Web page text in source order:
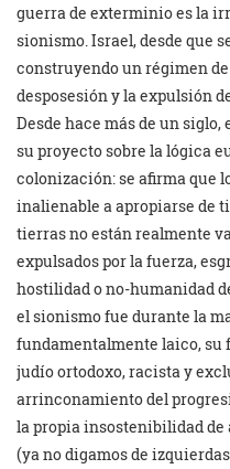
guerra de exterminio es la
sionismo. Israel, desde que
construyendo un régimen
desposesión y la expulsión
Desde hace más de un
su proyecto sobre la lógica
colonización: se afirma que
inalienable a apropiarse de
tierras no están realmente
expulsados por la fuerza,
hostilidad o no-humanidad
el sionismo fue durante la
fundamentalmente laico,
judío ortodoxo, racista y
arrinconamiento del
la propia insostenibilidad
(ya no digamos de